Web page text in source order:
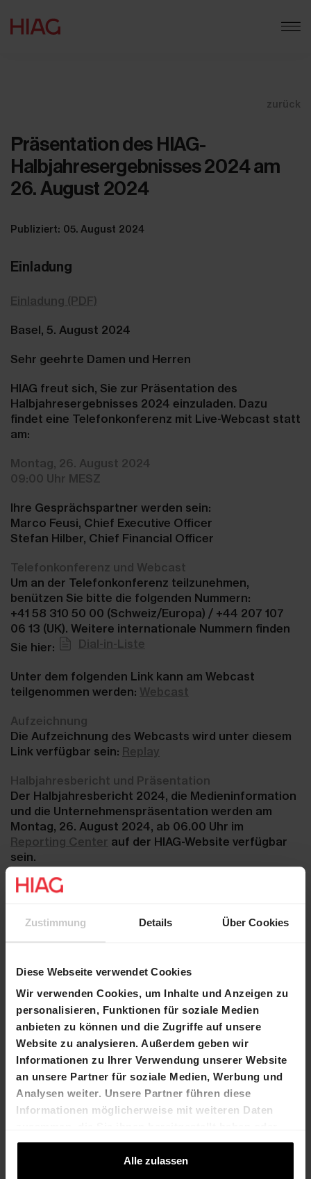
Zustimmung Details Über Cookies
Diese Webseite verwendet Cookies
Wir verwenden Cookies, um Inhalte und Anzeigen zu
personalisieren, Funktionen für soziale Medien
anbieten zu können und die Zugriffe auf unsere
Website zu analysieren. Außerdem geben wir
Informationen zu Ihrer Verwendung unserer Website
an unsere Partner für soziale Medien, Werbung und
Analysen weiter. Unsere Partner führen diese
Informationen möglicherweise mit weiteren Daten
die sie im Rahmen Ihrer Nutzung der Dienste
Alle zulassen
zurück
Präsentation des HIAG-
Halbjahresergebnisses 2024 am
26. August 2024
Publiziert: 05. August 2024
Einladung
Einladung (PDF)
Basel, 5. August 2024
Sehr geehrte Damen und Herren
HIAG freut sich, Sie zur Präsentation des
Halbjahresergebnisses 2024 einzuladen. Dazu
findet eine Telefonkonferenz mit Live-Webcast statt
am:
Montag, 26. August 2024
09:00 Uhr MESZ
Ihre Gesprächspartner werden sein:
Marco Feusi, Chief Executive Officer
Stefan Hilber, Chief Financial Officer
Telefonkonferenz und Webcast
Um an der Telefonkonferenz teilzunehmen,
benützen Sie bitte die folgenden Nummern:
+41 58 310 50 00 (Schweiz/Europa) / +44 207 107
06 13 (UK). Weitere internationale Nummern finden
Sie hier:
Dial-in-Liste
Unter dem folgenden Link kann am Webcast
teilgenommen werden: Webcast
Aufzeichnung
Die Aufzeichnung des Webcasts wird unter diesem
Link verfügbar sein: Replay
Halbjahresbericht und Präsentation
Der Halbjahresbericht 2024, die Medieninformation
und die Unternehmenspräsentation werden am
Montag, 26. August 2024, ab 06.00 Uhr im
Reporting Center auf der HIAG-Website verfügbar
sein.
Anmeldung
2024 hier:
Marco Feusi
Chief Executive Officer
marco.feusi@hiag.com
Stefan Hilber
stefan.hilber@hiag.co
m
HIAG Immobilien Holding
AG
Aeschenplatz 7
4052 Basel
T +41 61 606 55 00